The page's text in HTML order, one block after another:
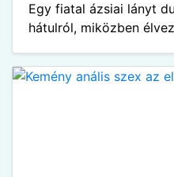
Egy fiatal ázsiai lányt
hátulról, miközben